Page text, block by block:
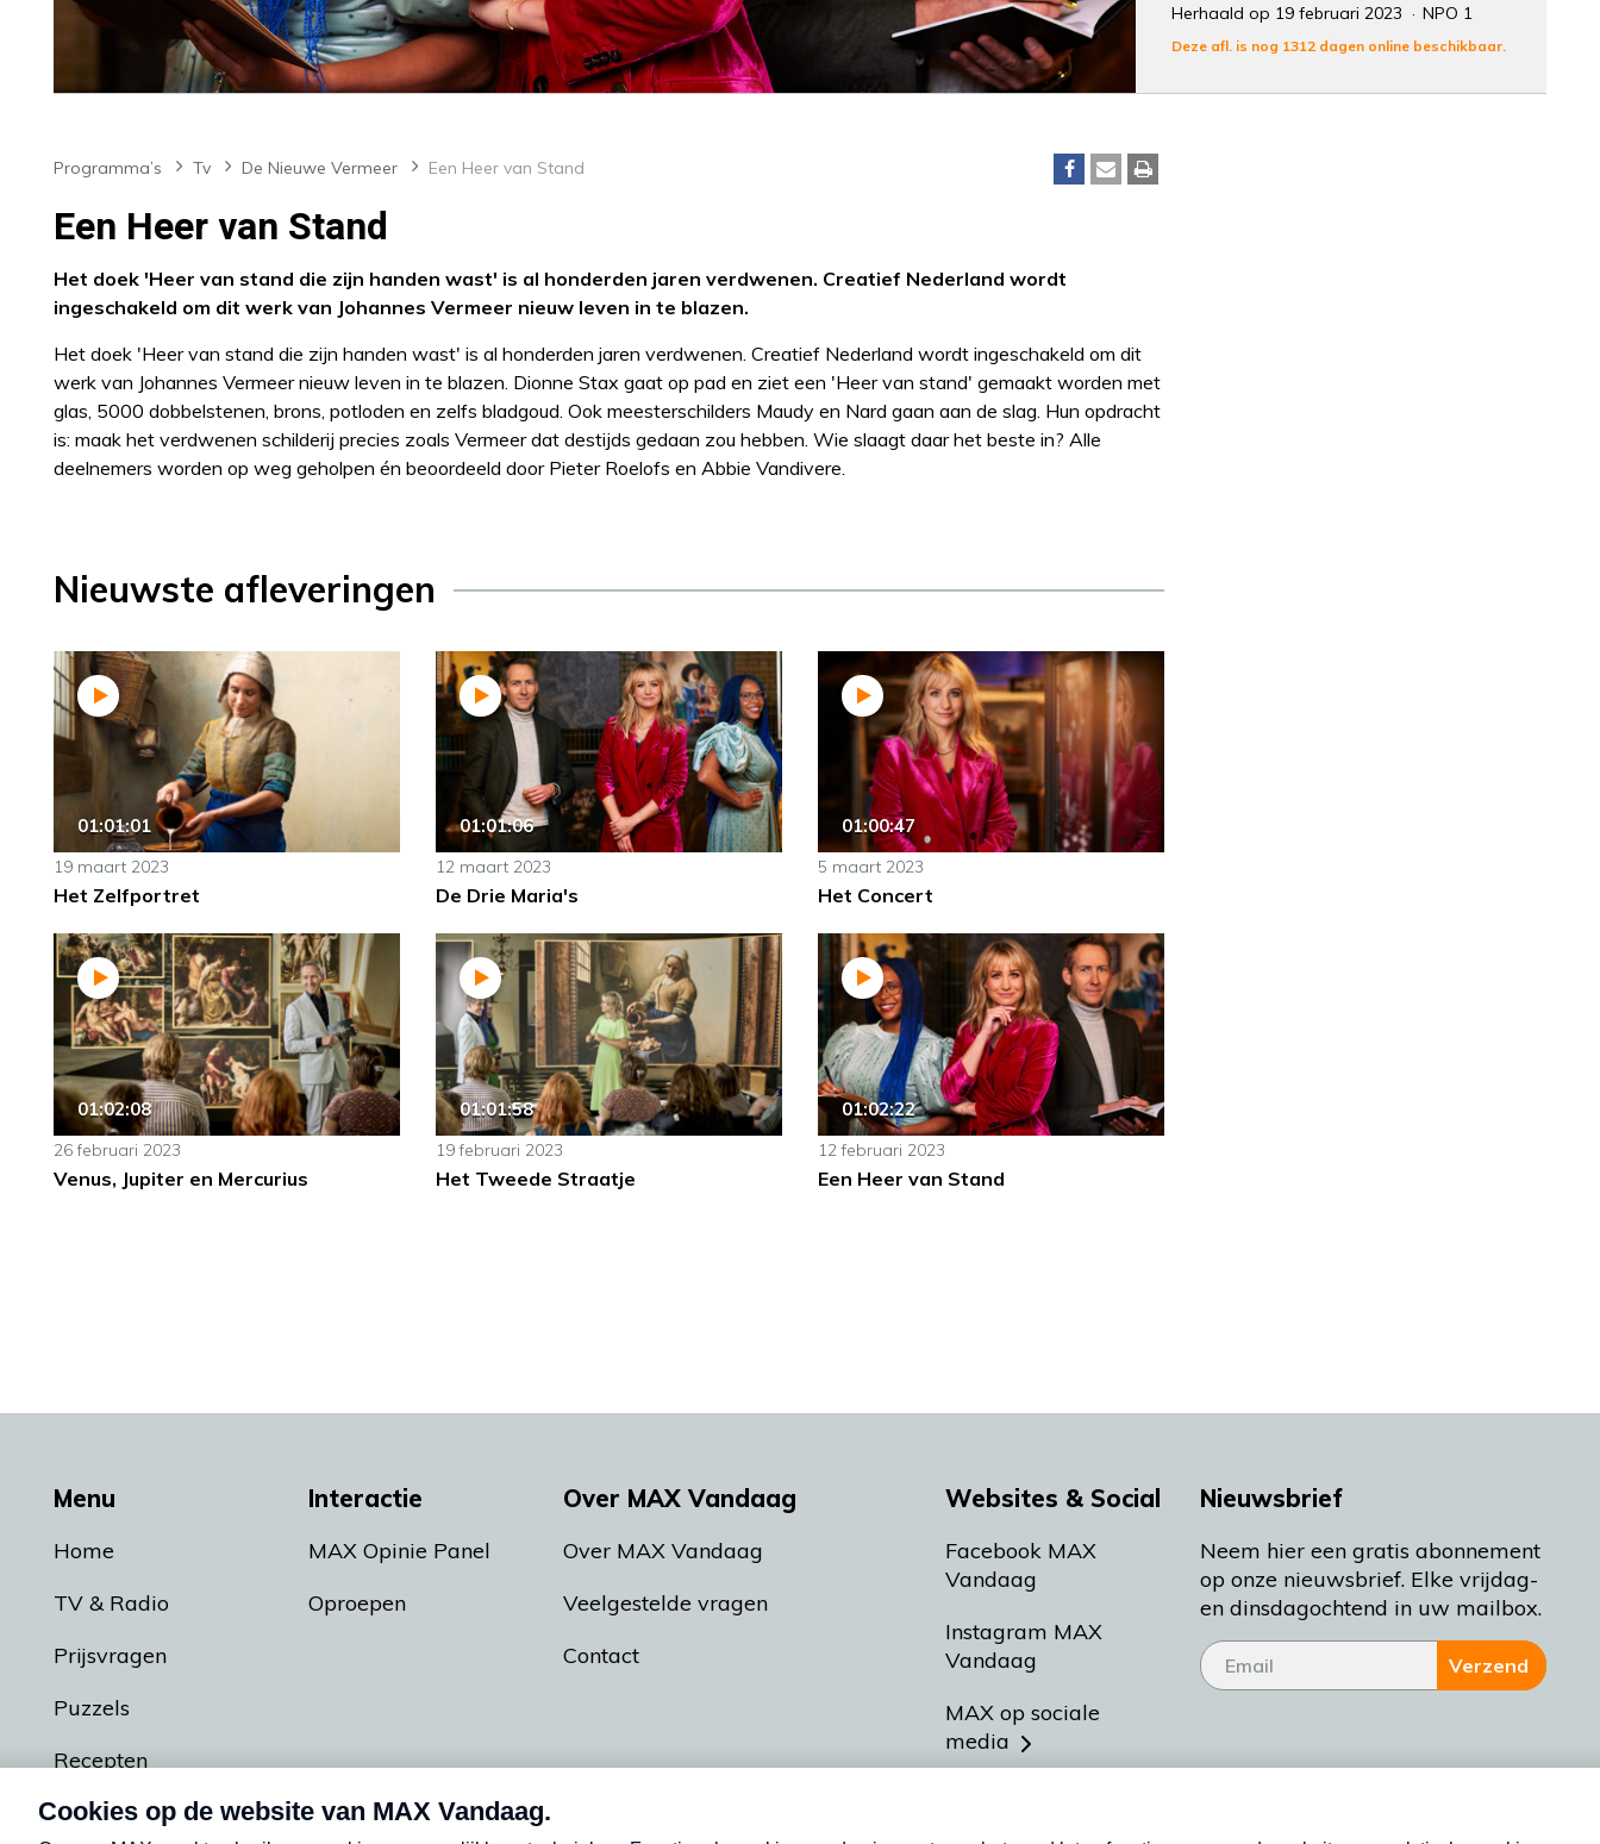
Herhaald op 19 februari 2023
NPO 1
Deze afl. is nog 1312 dagen online beschikbaar.
Programma’s Tv De Nieuwe Vermeer Een Heer van Stand
Een Heer van Stand
Het doek 'Heer van stand die zijn handen wast' is al honderden jaren verdwenen. Creatief Nederland wordt
ingeschakeld om dit werk van Johannes Vermeer nieuw leven in te blazen.
Het doek 'Heer van stand die zijn handen wast' is al honderden jaren verdwenen. Creatief Nederland wordt ingeschakeld om dit
werk van Johannes Vermeer nieuw leven in te blazen. Dionne Stax gaat op pad en ziet een 'Heer van stand' gemaakt worden met
glas, 5000 dobbelstenen, brons, potloden en zelfs bladgoud. Ook meesterschilders Maudy en Nard gaan aan de slag. Hun opdracht
is: maak het verdwenen schilderij precies zoals Vermeer dat destijds gedaan zou hebben. Wie slaagt daar het beste in? Alle
deelnemers worden op weg geholpen én beoordeeld door Pieter Roelofs en Abbie Vandivere.
Nieuwste afleveringen
01:01:01
19 maart 2023
Het Zelfportret
01:01:06
12 maart 2023
De Drie Maria's
01:00:47
5 maart 2023
Het Concert
01:02:08
26 februari 2023
Venus, Jupiter en Mercurius
01:01:58
19 februari 2023
Het Tweede Straatje
01:02:22
12 februari 2023
Een Heer van Stand
Menu
Home
TV & Radio
Prijsvragen
Puzzels
Recepten
Podcasts
Interactie
MAX Opinie Panel
Oproepen
Over MAX Vandaag
Over MAX Vandaag
Veelgestelde vragen
Contact
Websites & Social
Facebook MAX
Vandaag
Instagram MAX
Vandaag
MAX op sociale
media
Nieuwsbrief
Neem hier een gratis abonnement
op onze nieuwsbrief. Elke vrijdag-
en dinsdagochtend in uw mailbox.
Verzend